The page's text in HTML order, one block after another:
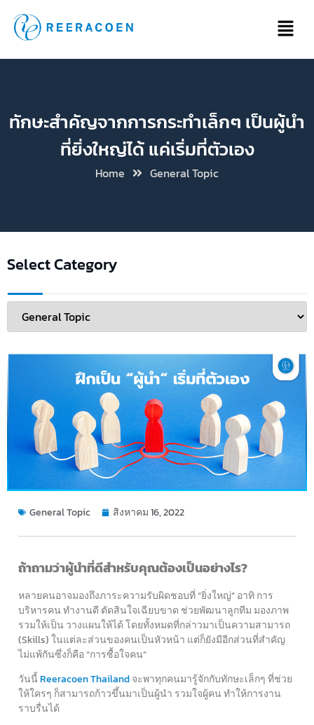
ทักษะสำคัญจากการกระทำเล็กๆ เป็นผู้นำ
ที่ยิ่งใหญ่ได้ แค่เริ่มที่ตัวเอง
Home General Topic
Select Category
General Topic สิงหาคม 16, 2022
ถ้าถามว่าผู้นำที่ดีสำหรับคุณต้องเป็นอย่างไร?
หลายคนอาจมองถึงภาระความรับผิดชอบที่ “ยิ่งใหญ่” อาทิ การ
บริหารคน ทำงานดี ตัดสินใจเฉียบขาด ช่วยพัฒนาลูกทีม มองภาพ
รวมให้เป็น วางแผนให้ได้ โดยทั้งหมดที่กล่าวมาเป็นความสามารถ
(Skills) ในแต่ละส่วนของคนเป็นหัวหน้า แต่ก็ยังมีอีกส่วนที่สำคัญ
ไม่แพ้กันซึ่งก็คือ “การซื้อใจคน”
วันนี้Reeracoen Thailandจะพาทุกคนมารู้จักกับทักษะเล็กๆ ที่ช่วย
ให้ใครๆ ก็สามารถก้าวขึ้นมาเป็นผู้นำ รวมใจผู้คน ทำให้การงาน
ราบรื่นได้